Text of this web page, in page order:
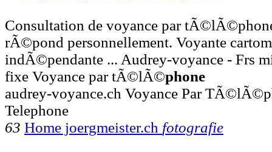
Consultation de voyance par
rÃ©pond personnellement. Voyante
indÃ©pendante ... Audrey-voyance - Frs
fixe Voyance par tÃ©lÃ©phone
audrey-voyance.ch Voyance Par
Telephone
63 Home joergmeister.ch fotografie